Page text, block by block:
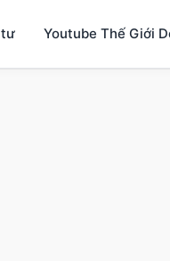
tư Youtube Thế Giới